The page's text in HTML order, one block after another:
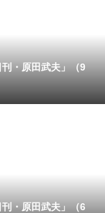
・原田武夫」（9
・原田武夫」（6